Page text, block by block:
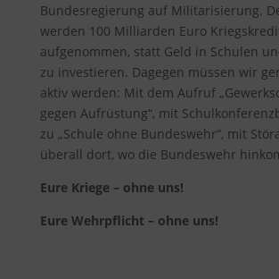
Bundesregierung auf Militarisierung.
werden 100 Milliarden Euro
aufgenommen, statt Geld in Schulen
zu investieren. Dagegen müssen wir
aktiv werden: Mit dem Aufruf
gegen Aufrüstung“, mit
zu „Schule ohne Bundeswehr“, mit
überall dort, wo die Bundeswehr
Eure Kriege – ohne uns!
Eure Wehrpflicht – ohne uns!